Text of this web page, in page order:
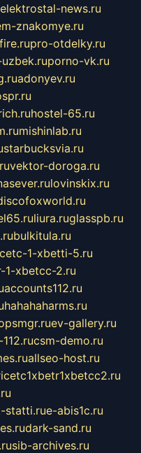
elektrostal-news.ru
znakomye.ru
pro-otdelky.ru
porno-vk.ru
adonyev.ru
hostel-65.ru
mishinlab.ru
starbucksvia.ru
vektor-doroga.ru
lovinskix.ru
liura.ruglasspb.ru
bulkitula.ru
1-xbetti-5.ru
1-xbetcc-2.ru
accounts112.ru
hahahaharms.ru
ev-gallery.ru
csm-demo.ru
allseo-host.ru
statti.rue-abis1c.ru
dark-sand.ru
sib-archives.ru